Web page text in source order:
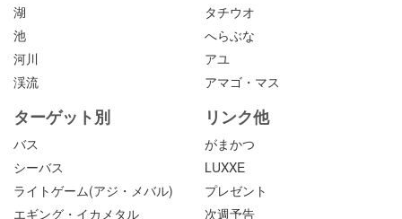
湖
池
河川
渓流
タチウオ
へらぶな
アユ
アマゴ・マス
ターゲット別
バス
シーバス
ライトゲーム(アジ・メバル)
エギング・イカメタル
リンク他
がまかつ
LUXXE
プレゼント
次週予告